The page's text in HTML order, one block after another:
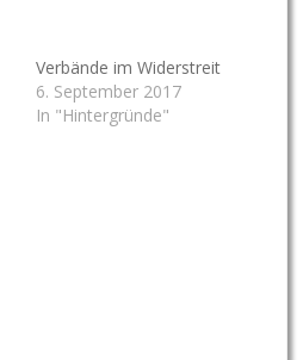
Verbände im Widerstreit
6. September 2017
In "Hintergründe"